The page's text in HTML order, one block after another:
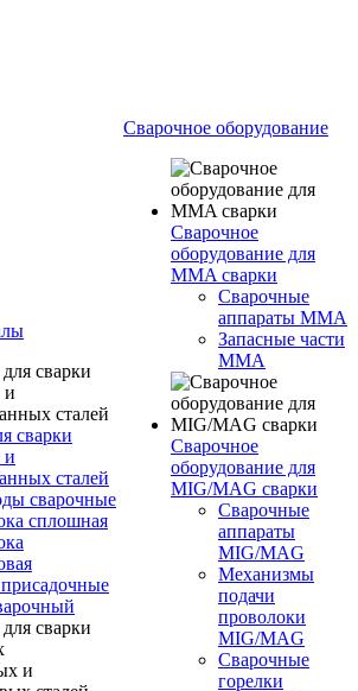
сварки
и
сталей
сварочные
сплошная
Сварочное оборудование
Сварочное
оборудование для
MMA сварки
Сварочные
аппараты MMA
Запасные части
MMA
Сварочное
оборудование для
MIG/MAG сварки
Сварочные
аппараты
MIG/MAG
Механизмы
подачи
проволоки
MIG/MAG
Сварочные
горелки